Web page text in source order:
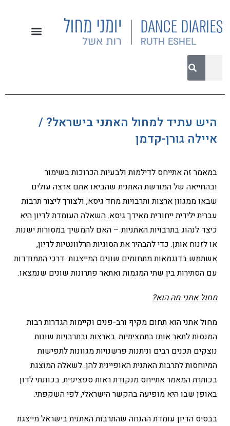
היש עתיד למחול האתני בישראל? /
איילה גורן-קדמן
במאמר זה אתייחס לדילמות ולבעיות הכרוכות בשימור
ובהחייאה של המורשת האתנית שהביאו אתם ארצה עולים
שבאו ממגוון ארצות ותרבויות מחד גיסא, ולצורך ליצור תרבות
עברית ילידית ייחודית מאידך גיסא. השאלה העומדת לדיון היא
כיצד לנהוג בתרבויות האתניות – האם להמשיך במסורות ישנות
או לזנוח אותן. כדי להבהיר את הסוגיות הרלוונטיות לדיון,
אשתמש בדוגמאות מתחומים שונים המייצגות דרכי התמודדות
עם הסתירות בין שתי המגמות ואתאר פתרונות שונים שנמצאו.
מחול אתני מה הוא?
מחול אתני הוא תחום מקיף ורב-פנים וקיימות הגדרות רבות
המנסות לתאר אותו בתמציתיות. בארצות ובתרבויות שונות
נוצקים תכנים רבים וניתנות פרשנויות מגוונות לתפישות
המיוחסות לתרבות האתנית האופיינית להן. לשאלה המוצגת
בכותרת המאמר אתייחס מנקודת ראות ספציפית. בכוונתי לדון
באופן שבו היא מופיעה בהקשר הישראלי, לפי השקפתי.
בבסיס הדיון עומדת ההנחה שהתרבות האתנית בישראל מייצגת